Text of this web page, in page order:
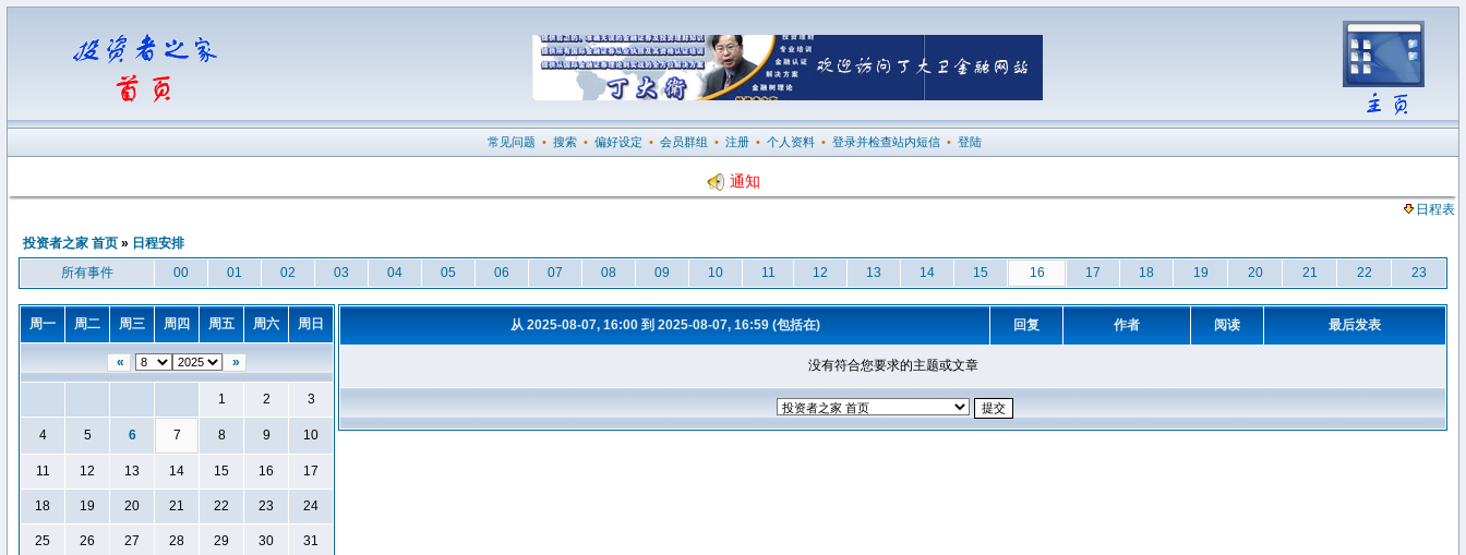
常见问题 • 搜索 • 偏好设定 • 会员群组 • 注册 • 个人资料 • 登录并检查站内短信 • 登陆
通知
日程表
投资者之家 首页 » 日程安排
所有事件
00 01 02 03 04 05 06 07 08 09 10 11 12 13 14 15 16 17 18 19 20 21 22 23
周一 周二 周三 周四 周五 周六 周日
« »
1 2 3
4 5 6 7 8 9 10
11 12 13 14 15 16 17
18 19 20 21 22 23 24
25 26 27 28 29 30 31
从 2025-08-07, 16:00 到 2025-08-07, 16:59 (包括在) 回复 作者 阅读 最后发表
没有符合您要求的主题或文章